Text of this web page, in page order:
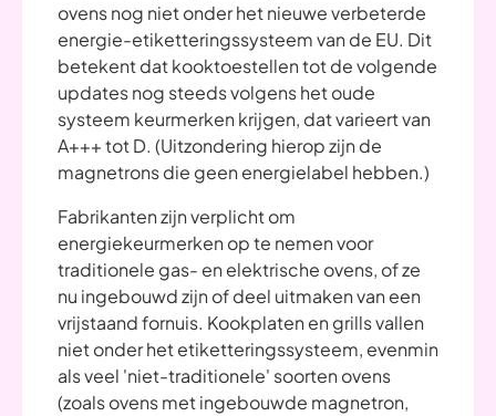
ovens nog niet onder het nieuwe verbeterde
energie-etiketteringssysteem van de EU. Dit
betekent dat kooktoestellen tot de volgende
updates nog steeds volgens het oude
systeem keurmerken krijgen, dat varieert van
A+++ tot D. (Uitzondering hierop zijn de
magnetrons die geen energielabel hebben.)
Fabrikanten zijn verplicht om
energiekeurmerken op te nemen voor
traditionele gas- en elektrische ovens, of ze
nu ingebouwd zijn of deel uitmaken van een
vrijstaand fornuis. Kookplaten en grills vallen
niet onder het etiketteringssysteem, evenmin
als veel 'niet-traditionele' soorten ovens
(zoals ovens met ingebouwde magnetron,